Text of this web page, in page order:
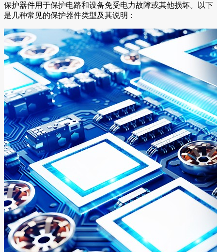
保护器件用于保护电路和设备免受电力故障或其他损坏。以下
是几种常见的保护器件类型及其说明：